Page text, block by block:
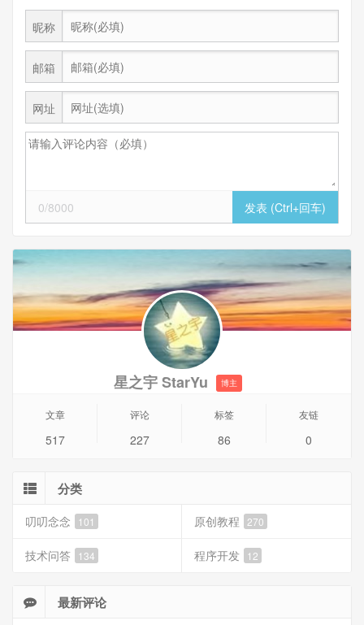
昵称
邮箱
网址
0/8000
星之宇 StarYu 博主
文章
517
评论
227
标签
86
友链
0
分类
叨叨念念 101 原创教程 270
技术问答 134 程序开发 12
最新评论